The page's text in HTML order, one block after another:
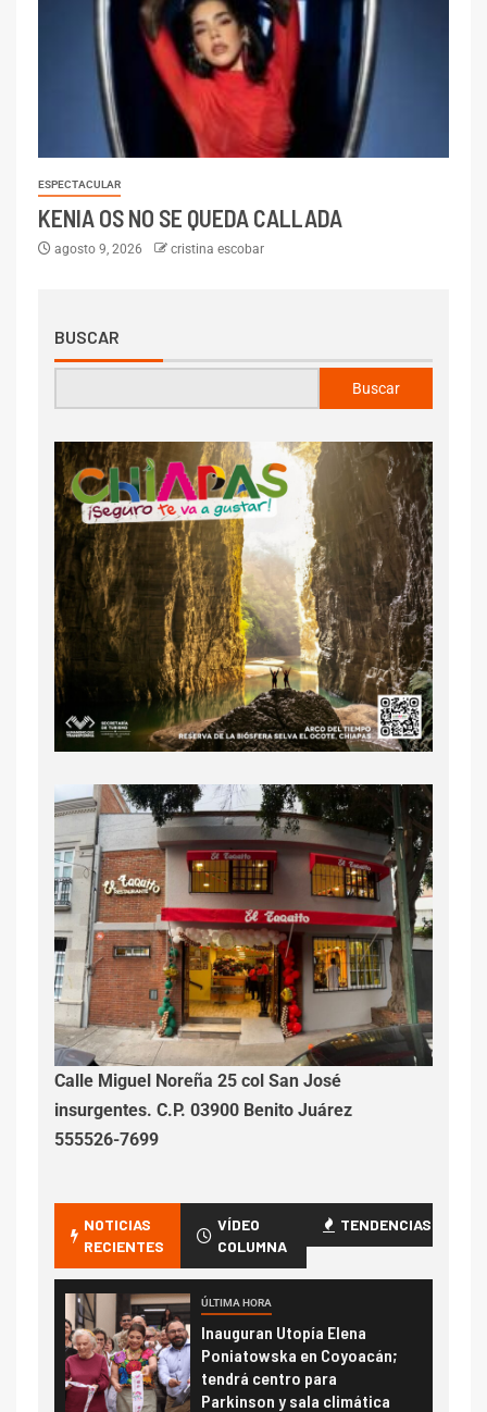
ESPECTACULAR
KENIA OS NO SE QUEDA CALLADA
agosto 9, 2026 cristina escobar
BUSCAR
Buscar
Calle Miguel Noreña 25 col San José
insurgentes. C.P. 03900 Benito Juárez
555526-7699
NOTICIAS
RECIENTES
VÍDEO
COLUMNA
TENDENCIAS
ÚLTIMA HORA
Inauguran Utopía Elena
Poniatowska en Coyoacán;
tendrá centro para
Parkinson y sala climática